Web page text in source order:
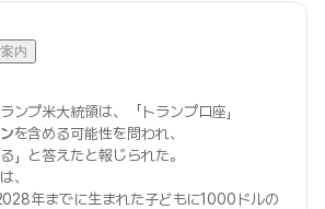
内
ンプ米大統領は、「トランプ口座」
を含める可能性を問われ、
」と答えたと報じられた。
、
年までに生まれた子どもに1000ドルの